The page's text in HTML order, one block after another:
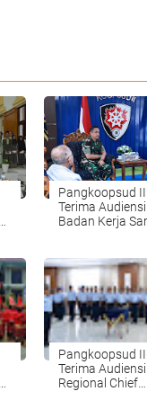
Pangkoopsud II
Terima
Badan Kerja
Pangkoopsud II
Terima Audiensi
Regional Chief